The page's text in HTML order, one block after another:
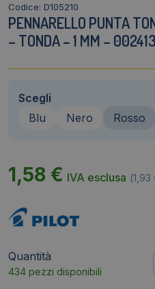
Codice: D105210
PENNARELLO PUNTA
– TONDA – 1 MM – 002413
Scegli
Blu
Nero Rosso
1,58 € IVA esclusa (1,93
Quantità
434 pezzi disponibili